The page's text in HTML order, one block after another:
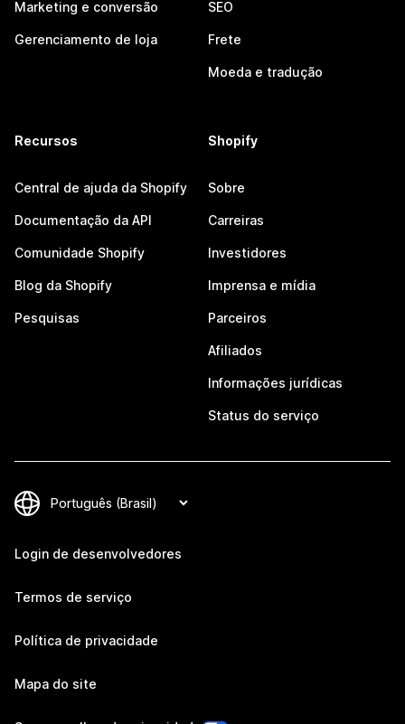
Marketing e conversão
Gerenciamento de loja
SEO
Frete
Moeda e tradução
Recursos
Central de ajuda da Shopify
Documentação da API
Comunidade Shopify
Blog da Shopify
Pesquisas
Shopify
Sobre
Carreiras
Investidores
Imprensa e mídia
Parceiros
Afiliados
Informações jurídicas
Status do serviço
Login de desenvolvedores
Termos de serviço
Política de privacidade
Mapa do site